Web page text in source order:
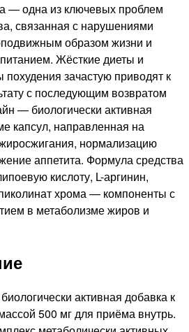
— одна из ключевых проблем
связанная с нарушениями
образом жизни и
Жёсткие диеты и
зачастую приводят к
с последующим возвратом
— биологически активная
капсул, направленная на
нормализацию
аппетита. Формула средства
кислоту, L-аргинин,
хрома — компоненты с
в метаболизме жиров и
активная добавка к
500 мг для приёма внутрь.